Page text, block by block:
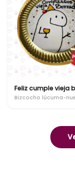
Bizcocho lúcuma-